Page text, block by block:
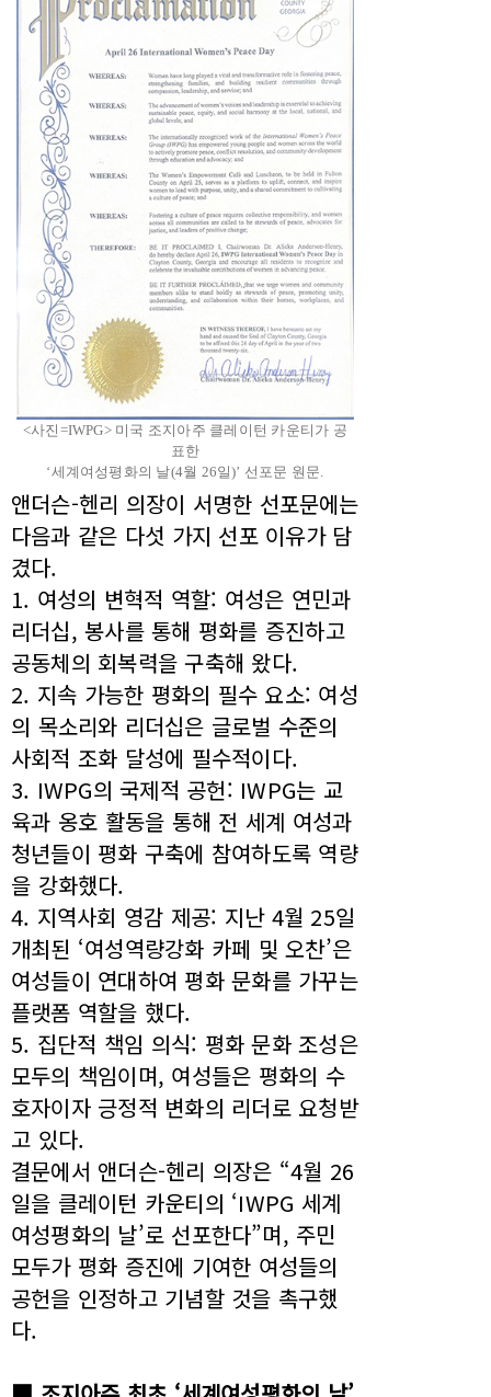
<사진=IWPG> 미국 조지아주 클레이턴 카운티가 공
표한
‘세계여성평화의 날(4월 26일)’ 선포문 원문.
앤더슨-헨리 의장이 서명한 선포문에는
다음과 같은 다섯 가지 선포 이유가 담
겼다.
1. 여성의 변혁적 역할: 여성은 연민과
리더십, 봉사를 통해 평화를 증진하고
공동체의 회복력을 구축해 왔다.
2. 지속 가능한 평화의 필수 요소: 여성
의 목소리와 리더십은 글로벌 수준의
사회적 조화 달성에 필수적이다.
3. IWPG의 국제적 공헌: IWPG는 교
육과 옹호 활동을 통해 전 세계 여성과
청년들이 평화 구축에 참여하도록 역량
을 강화했다.
4. 지역사회 영감 제공: 지난 4월 25일
개최된 ‘여성역량강화 카페 및 오찬’은
여성들이 연대하여 평화 문화를 가꾸는
플랫폼 역할을 했다.
5. 집단적 책임 의식: 평화 문화 조성은
모두의 책임이며, 여성들은 평화의 수
호자이자 긍정적 변화의 리더로 요청받
고 있다.
결문에서 앤더슨-헨리 의장은 “4월 26
일을 클레이턴 카운티의 ‘IWPG 세계
여성평화의 날’로 선포한다”며, 주민
모두가 평화 증진에 기여한 여성들의
공헌을 인정하고 기념할 것을 촉구했
다.